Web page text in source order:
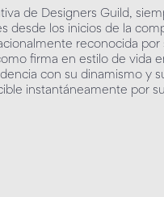
de Designers Guild,
desde los inicios de la
reconocida por
firma en estilo de vida
con su dinamismo y
instantáneamente por